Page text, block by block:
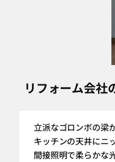
リフォーム会社
立派なゴロンボの梁
キッチンの天井にニ
間接照明で柔らかな